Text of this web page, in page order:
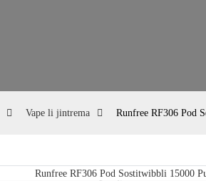
Vape li jintrema Runfree RF306 Pod